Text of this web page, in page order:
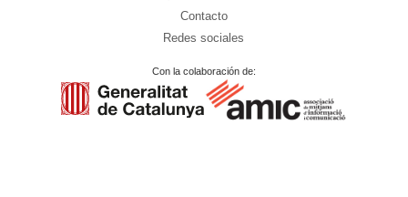
Contacto
Redes sociales
Con la colaboración de: